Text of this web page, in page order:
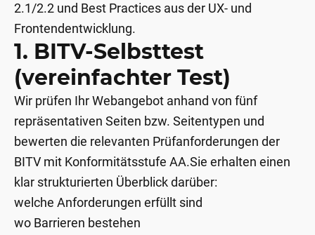
2.1/2.2 und Best Practices aus der UX- und
Frontendentwicklung.
1. BITV-Selbsttest
(vereinfachter Test)
Wir prüfen Ihr Webangebot anhand von fünf
repräsentativen Seiten bzw. Seitentypen und
bewerten die relevanten Prüfanforderungen der
BITV mit Konformitätsstufe AA.Sie erhalten einen
klar strukturierten Überblick darüber:
welche Anforderungen erfüllt sind
wo Barrieren bestehen